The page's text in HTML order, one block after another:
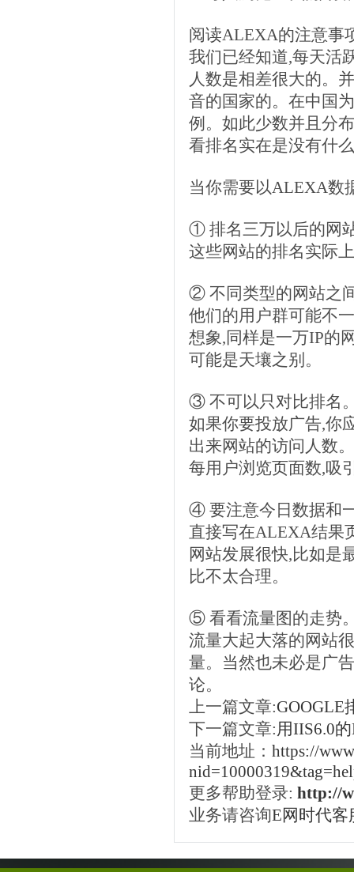
阅读ALEXA的注意事
我们已经知道,每天活
人数是相差很大的。
音的国家的。在中国
例。如此少数并且分
看排名实在是没有什
当你需要以ALEXA数
① 排名三万以后的网
这些网站的排名实际
② 不同类型的网站之
他们的用户群可能不
想象,同样是一万IP的
可能是天壤之别。
③ 不可以只对比排名
如果你要投放广告,你
出来网站的访问人数
每用户浏览页面数,吸
④ 要注意今日数据和
直接写在ALEXA结果
网站发展很快,比如是
比不太合理。
⑤ 看看流量图的走势
流量大起大落的网站
量。当然也未必是广
论。
上一篇文章:GOOGLE
下一篇文章:用IIS6.0
当前地址： https://
更多帮助登录: http://
业务请咨询E网时代客